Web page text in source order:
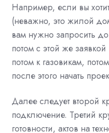
Например, если вы
(неважно, это жилой
вам нужно запросить
потом с этой же
потом к газовикам,
после этого начать
Далее следует второй
подключение. Третий
готовности, актов на